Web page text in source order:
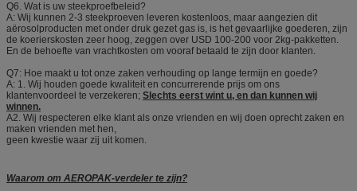
Q6. Wat is uw steekproefbeleid?
A: Wij kunnen 2-3 steekproeven leveren kostenloos, maar aangezien dit
aërosolproducten met onder druk gezet gas is, is het gevaarlijke goederen, zijn
de koerierskosten zeer hoog, zeggen over USD 100-200 voor 2kg-pakketten.
En de behoefte van vrachtkosten om vooraf betaald te zijn door klanten.
Q7: Hoe maakt u tot onze zaken verhouding op lange termijn en goede?
A: 1. Wij houden goede kwaliteit en concurrerende prijs om ons
klantenvoordeel te verzekeren; Slechts eerst wint u, en dan kunnen wij
winnen.
A2. Wij respecteren elke klant als onze vrienden en wij doen oprecht zaken en
maken vrienden met hen,
geen kwestie waar zij uit komen.
Waarom om AEROPAK-verdeler te zijn?